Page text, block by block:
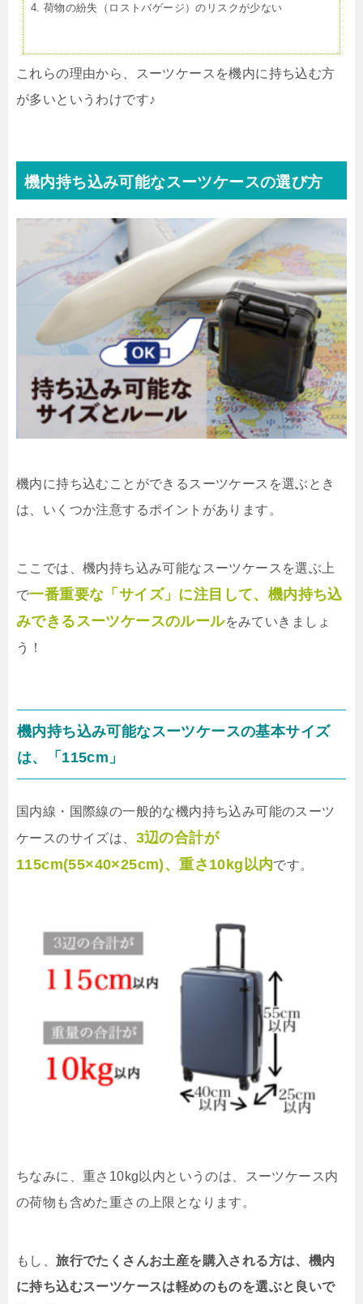
荷物の紛失（ロストバゲージ）のリスクが少ない
これらの理由から、スーツケースを機内に持ち込む方
が多いというわけです♪
機内持ち込み可能なスーツケースの選び方
機内に持ち込むことができるスーツケースを選ぶとき
は、いくつか注意するポイントがあります。
ここでは、機内持ち込み可能なスーツケースを選ぶ上
で一番重要な「サイズ」に注目して、機内持ち込
みできるスーツケースのルールをみていきましょ
う！
機内持ち込み可能なスーツケースの基本サイズ
は、「115cm」
国内線・国際線の一般的な機内持ち込み可能のスーツ
ケースのサイズは、 3辺の合計が
115cm(55×40×25cm)、重さ10kg以内です。
ちなみに、重さ10kg以内というのは、スーツケース内
の荷物も含めた重さの上限となります。
もし、旅行でたくさんお土産を購入される方は、機内
に持ち込むスーツケースは軽めのものを選ぶと良いで